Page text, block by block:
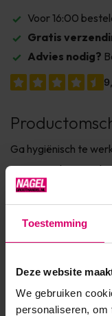
Toestemming
Deze website
We gebruiken
personaliseren,
Voor 16:00
Gratis
Advies nodig?
Ga hygiënisch te
Hygiënevijlen zijn
niet alleen
plastic waarop de
Toon meer